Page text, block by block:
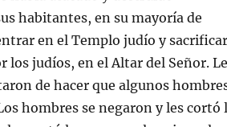
habitantes, en su mayoría de
en el Templo judío y sacrificar
judíos, en el Altar del Señor. Le
de hacer que algunos
hombres se negaron y les cortó